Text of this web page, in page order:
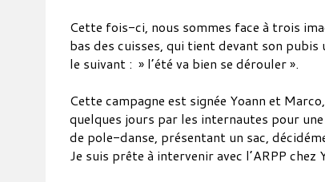
Cette fois-ci, nous sommes face à trois
bas des cuisses, qui tient devant son
le suivant : » l’été va bien se dérouler ».
Cette campagne est signée Yoann et
quelques jours par les internautes pour
de pole-danse, présentant un sac,
Je suis prête à intervenir avec l’ARPP